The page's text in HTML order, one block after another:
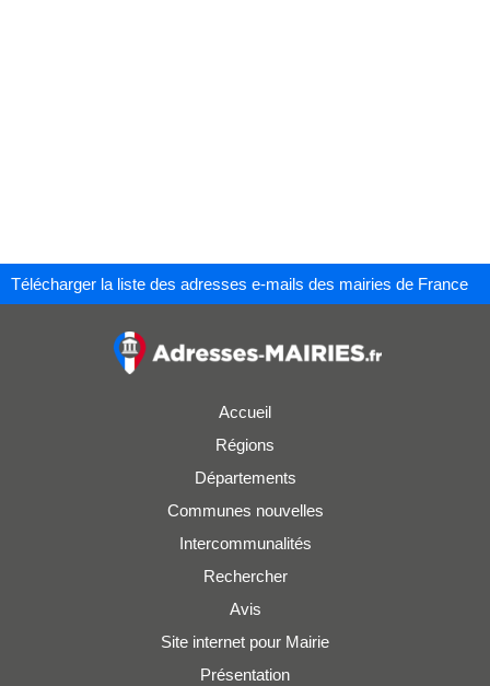
Télécharger la liste des adresses e-mails des mairies de France
Accueil
Régions
Départements
Communes nouvelles
Intercommunalités
Rechercher
Avis
Site internet pour Mairie
Présentation